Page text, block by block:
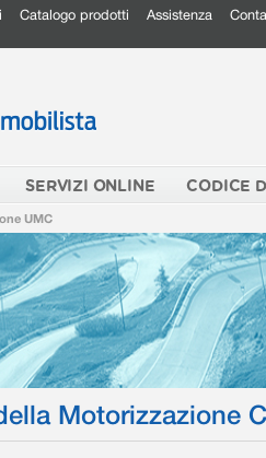
Catalogo prodotti Assistenza
SERVIZI ONLINE CODICE
UMC
Motorizzazione